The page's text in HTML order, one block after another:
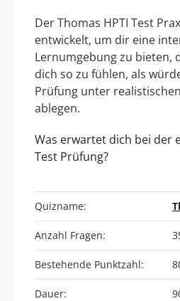
Der Thomas HPTI Test
entwickelt, um dir eine
Lernumgebung zu bieten,
dich so zu fühlen, als
Prüfung unter
ablegen.
Was erwartet dich bei der
Test Prüfung?
Quizname:
Anzahl Fragen:
Bestehende Punktzahl:
Dauer: